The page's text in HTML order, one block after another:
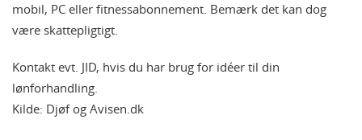
mobil, PC eller fitnessabonnement. Bemærk det kan dog
være skattepligtigt.
Kontakt evt. JID, hvis du har brug for idéer til din
lønforhandling.
Kilde: Djøf og Avisen.dk